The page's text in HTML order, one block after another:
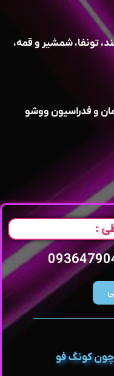
تونفا، شمشیر و قمه،
و فدراسیون ووشو
:
کونگ فو